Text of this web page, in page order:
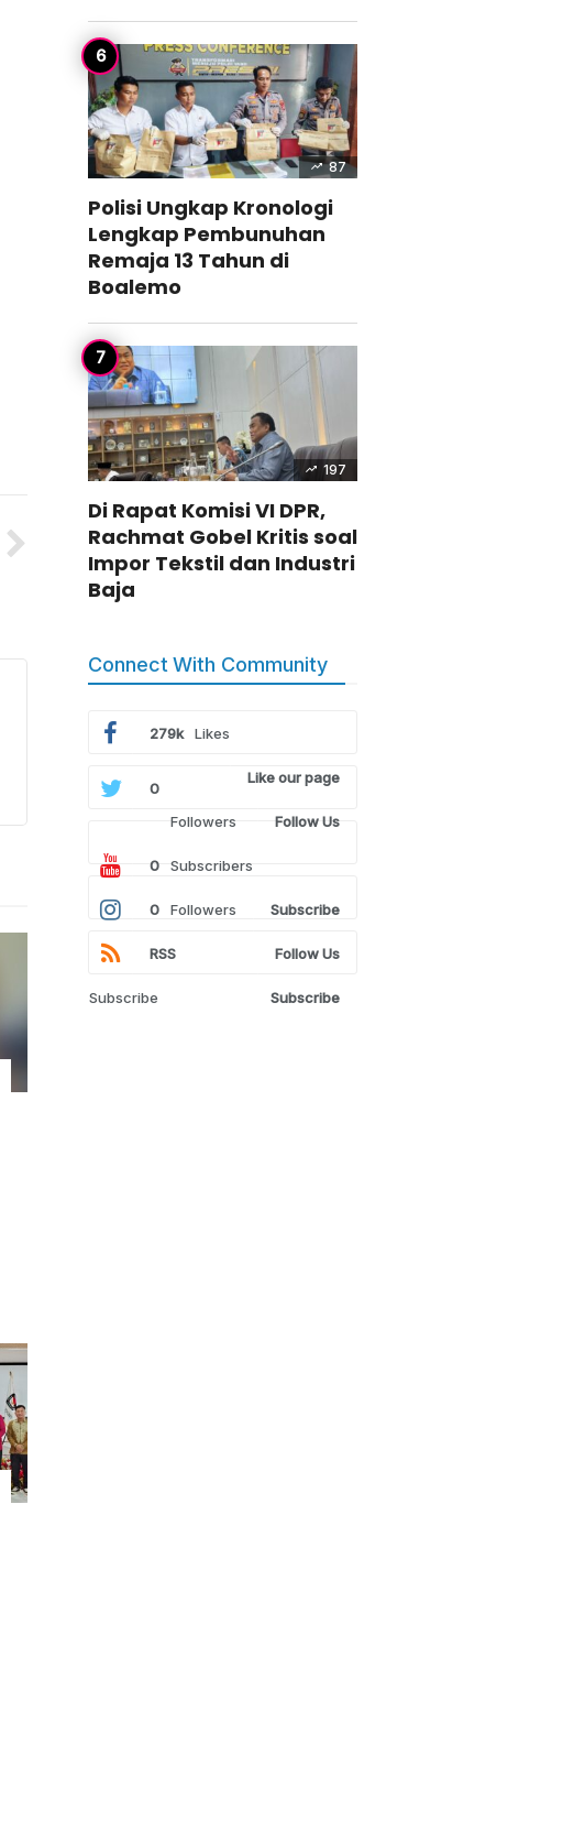
87
Polisi Ungkap Kronologi
Lengkap Pembunuhan
Remaja 13 Tahun di
Boalemo
197
Di Rapat Komisi VI DPR,
Rachmat Gobel Kritis soal
Impor Tekstil dan Industri
Baja
Connect With Community
279k Likes
Like our page
0
Followers
Follow Us
0 Subscribers
Subscribe
0 Followers
Follow Us
RSS
Subscribe Subscribe